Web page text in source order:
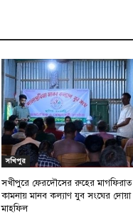
সখিপুর
সখীপুরে ফেরদৌসের রুহের মাগফিরাত
কামনায় মানব কল্যাণ যুব সংঘের দোয়া
মাহফিল